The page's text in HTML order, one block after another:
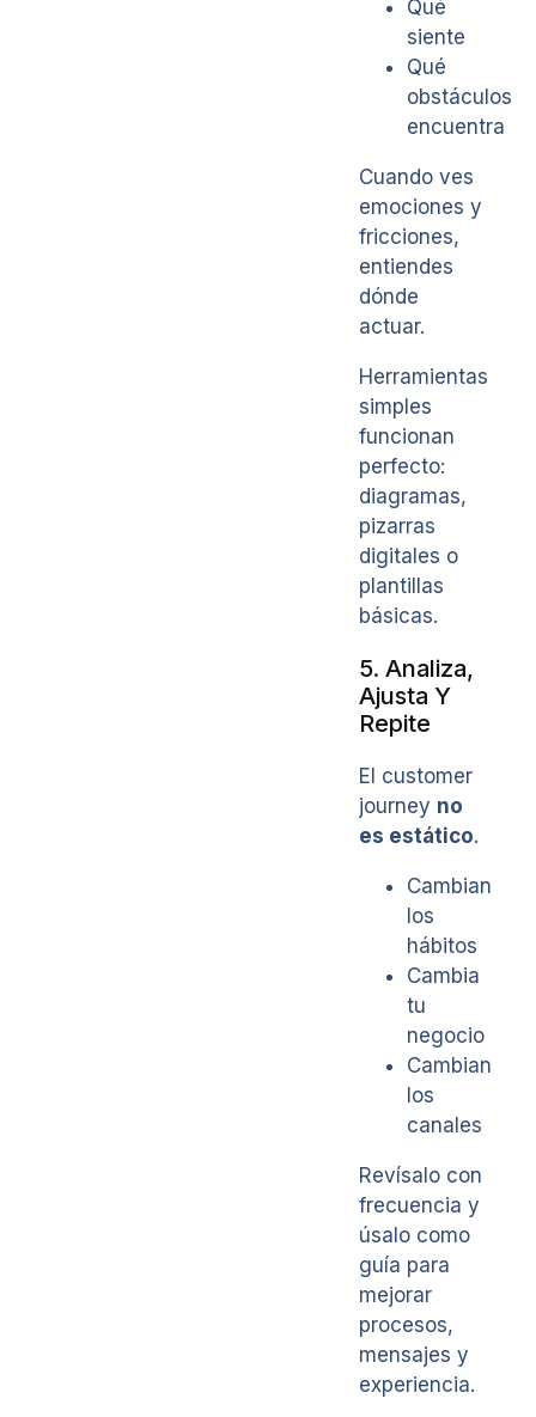
Qué
siente
Qué
obstáculos
encuentra
Cuando ves
emociones y
fricciones,
entiendes
dónde
actuar.
Herramientas
simples
funcionan
perfecto:
diagramas,
pizarras
digitales o
plantillas
básicas.
5. Analiza,
Ajusta Y
Repite
El customer
journey no
es estático.
Cambian
los
hábitos
Cambia
tu
negocio
Cambian
los
canales
Revísalo con
frecuencia y
úsalo como
guía para
mejorar
procesos,
mensajes y
experiencia.